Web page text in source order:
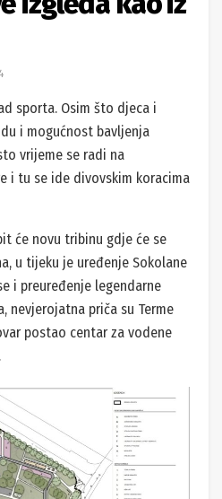
sporta. Osim što djeca i
i mogućnost bavljenja
vrijeme se radi na
i tu se ide divovskim koracima
će novu tribinu gdje će se
u tijeku je uređenje Sokolane
i preuređenje legendarne
nevjerojatna priča su Terme
postao centar za vodene